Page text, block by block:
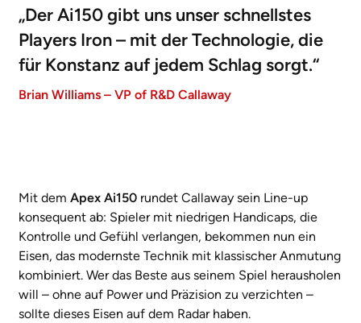
„Der Ai150 gibt uns unser schnellstes
Players Iron – mit der Technologie, die
für Konstanz auf jedem Schlag sorgt.“
Brian Williams – VP of R&D Callaway
Mit dem Apex Ai150 rundet Callaway sein Line-up
konsequent ab: Spieler mit niedrigen Handicaps, die
Kontrolle und Gefühl verlangen, bekommen nun ein
Eisen, das modernste Technik mit klassischer Anmutung
kombiniert. Wer das Beste aus seinem Spiel herausholen
will – ohne auf Power und Präzision zu verzichten –
sollte dieses Eisen auf dem Radar haben.